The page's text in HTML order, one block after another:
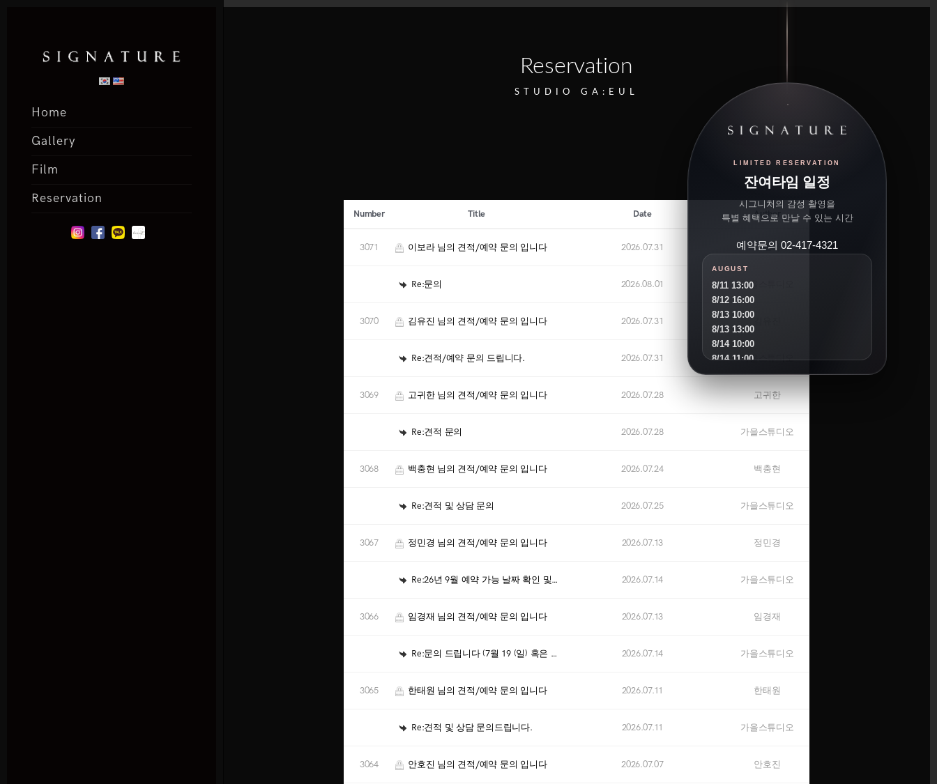
Home
Gallery
Film
Reservation
Reservation
STUDIO GA:EUL
Number Title Date Author
3071 이보라 님의 견적/예약 문의 입니다 2026.07.31 이보라
Re:문의 2026.08.01 가을스튜디오
3070 김유진 님의 견적/예약 문의 입니다 2026.07.31
Re:견적/예약 문의 드립니다. 2026.07.31 가을스튜디오
3069 고귀한 님의 견적/예약 문의 입니다 2026.07.28 고귀한
Re:견적 문의 2026.07.28 가을스튜디오
3068 백충현 님의 견적/예약 문의 입니다 2026.07.24 백충현
Re:견적 및 상담 문의 2026.07.25 가을스튜디오
3067 정민경 님의 견적/예약 문의 입니다 2026.07.13 정민경
Re:26년 9월 예약 가능 날짜 확인 및 견적 2026.07.14 가을스튜디오
3066 임경재 님의 견적/예약 문의 입니다 2026.07.13 임경재
Re:문의 드립니다 (7월 19 (일) 혹은 20(월) 촬영 2026.07.14 가을스튜디오
3065 한태원 님의 견적/예약 문의 입니다 2026.07.11 한태원
Re:견적 및 상담 문의드립니다. 2026.07.11 가을스튜디오
3064 안호진 님의 견적/예약 문의 입니다 2026.07.07 안호진
LIMITED RESERVATION
잔여타임 일정
시그니처의 감성 촬영을
특별 혜택으로 만날 수 있는 시간
예약문의 02-417-4321
AUGUST
8/11 13:00
8/12 16:00
8/13 10:00
8/13 13:00
8/14 10:00
8/14 11:00
8/15 10:00
8/19 10:00
8/22 10:00
8/27 10:00
DECEMBER